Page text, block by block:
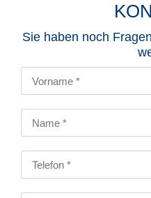
Sie haben noch